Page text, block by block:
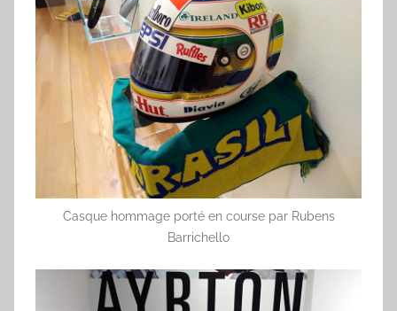
Casque hommage porté en course par Rubens
Barrichello